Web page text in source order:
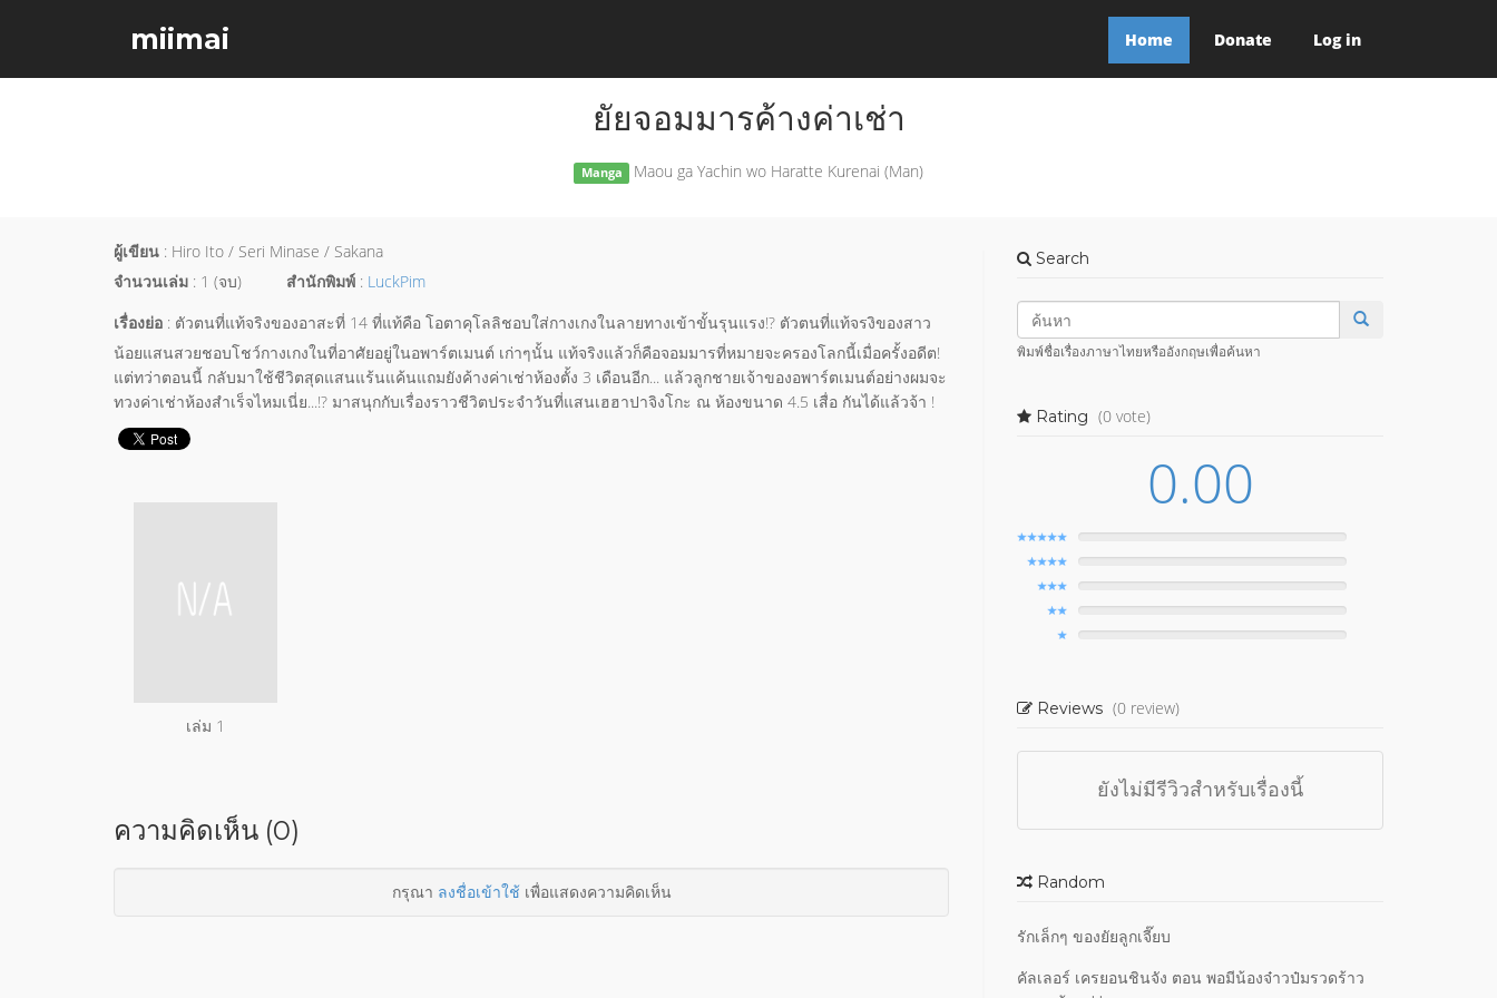
miimai Home Donate Log in
ยัยจอมมารค้างค่าเช่า
Manga Maou ga Yachin wo Haratte Kurenai (Man)
ผู้เขียน : Hiro Ito / Seri Minase / Sakana
จำนวนเล่ม : 1 (จบ) สำนักพิมพ์ : LuckPim
เรื่องย่อ : ตัวตนที่แท้จริงของอาสะที่ 14 ที่แท้คือ โอตาคุโลลิชอบใส่กางเกงในลายทางเข้าขั้นรุนแรง!? ตัวตนที่แท้จรงิของสาว
น้อยแสนสวยชอบโชว์กางเกงในที่อาศัยอยู่ในอพาร์ตเมนต์ เก่าๆนั้น แท้จริงแล้วก็คือจอมมารที่หมายจะครองโลกนี้เมื่อครั้งอดีต!
แต่ทว่าตอนนี้ กลับมาใช้ชีวิตสุดแสนแร้นแค้นแถมยังค้างค่าเช่าห้องตั้ง 3 เดือนอีก... แล้วลูกชายเจ้าของอพาร์ตเมนต์อย่างผมจะ
ทวงค่าเช่าห้องสำเร็จไหมเนี่ย...!? มาสนุกกับเรื่องราวชีวิตประจำวันที่แสนเฮฮาปาจิงโกะ ณ ห้องขนาด 4.5 เสื่อ กันได้แล้วจ้า !
เล่ม 1
ความคิดเห็น (0)
กรุณา ลงชื่อเข้าใช้เพื่อแสดงความคิดเห็น
Search
พิมพ์ชื่อเรื่องภาษาไทยหรืออังกฤษเพื่อค้นหา
Rating (0 vote)
0.00
Reviews (0 review)
ยังไม่มีรีวิวสำหรับเรื่องนี้
Random
รักเล็กๆ ของยัยลูกเจี๊ยบ
คัลเลอร์ เครยอนชินจัง ตอน พอมีน้องจ๋าวป๋มรวดร้าว